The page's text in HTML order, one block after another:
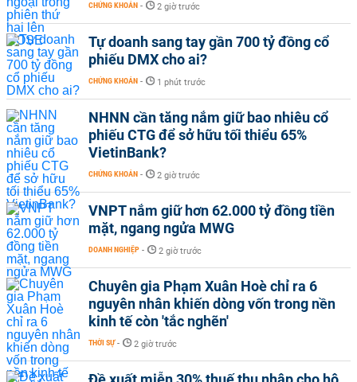
CHỨNG KHOÁN - 2 giờ trước
Tự doanh sang tay gần 700 tỷ đồng cổ
phiếu DMX cho ai?
CHỨNG KHOÁN - 1 phút trước
NHNN cần tăng nắm giữ bao nhiêu cổ
phiếu CTG để sở hữu tối thiểu 65%
VietinBank?
CHỨNG KHOÁN - 2 giờ trước
VNPT nắm giữ hơn 62.000 tỷ đồng tiền
mặt, ngang ngửa MWG
DOANH NGHIỆP - 2 giờ trước
Chuyên gia Phạm Xuân Hoè chỉ ra 6
nguyên nhân khiến dòng vốn trong nền
kinh tế còn 'tắc nghẽn'
THỜI SỰ - 2 giờ trước